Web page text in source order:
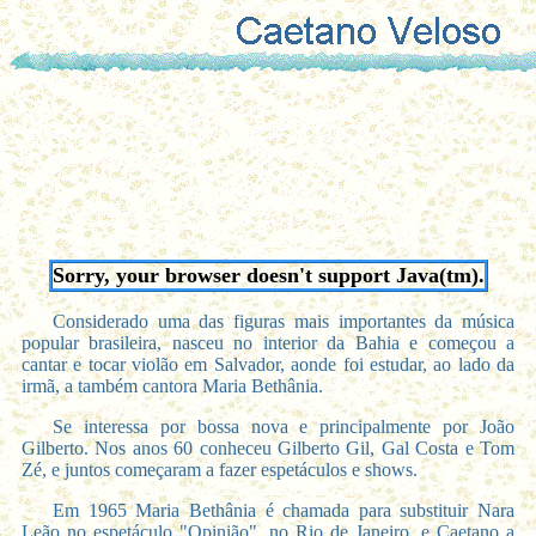
Sorry, your browser doesn't support Java(tm).
Considerado uma das figuras mais importantes da música
popular brasileira, nasceu no interior da Bahia e começou a
cantar e tocar violão em Salvador, aonde foi estudar, ao lado da
irmã, a também cantora Maria Bethânia.
Se interessa por bossa nova e principalmente por João
Gilberto. Nos anos 60 conheceu Gilberto Gil, Gal Costa e Tom
Zé, e juntos começaram a fazer espetáculos e shows.
Em 1965 Maria Bethânia é chamada para substituir Nara
Leão no espetáculo "Opinião", no Rio de Janeiro, e Caetano a